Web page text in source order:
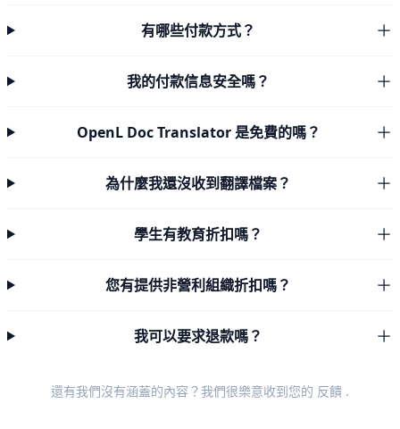
有哪些付款方式？
我的付款信息安全嗎？
OpenL Doc Translator 是免費的嗎？
為什麼我還沒收到翻譯檔案？
學生有教育折扣嗎？
您有提供非營利組織折扣嗎？
我可以要求退款嗎？
還有我們沒有涵蓋的內容？我們很樂意收到您的 反饋 .